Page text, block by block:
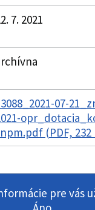
7. 2021
07-
(PDF, 232
pre vás